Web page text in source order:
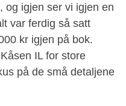
og igjen ser vi igjen en
var ferdig så satt
kr igjen på bok.
IL for store
på de små detaljene